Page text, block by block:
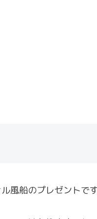
風船のプレゼントです